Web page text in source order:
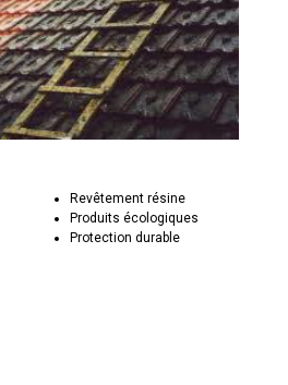
Revêtement résine
Produits écologiques
Protection durable